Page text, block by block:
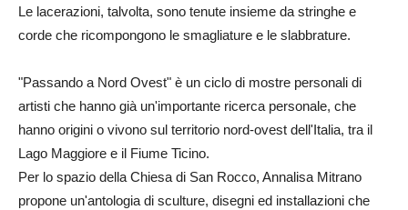
Le lacerazioni, talvolta, sono tenute insieme da stringhe e
corde che ricompongono le smagliature e le slabbrature.
"Passando a Nord Ovest" è un ciclo di mostre personali di
artisti che hanno già un'importante ricerca personale, che
hanno origini o vivono sul territorio nord-ovest dell'Italia, tra il
Lago Maggiore e il Fiume Ticino.
Per lo spazio della Chiesa di San Rocco, Annalisa Mitrano
propone un'antologia di sculture, disegni ed installazioni che